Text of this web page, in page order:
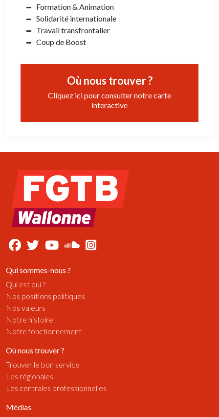
Formation & Animation
Solidarité internationale
Travail transfrontalier
Coup de Boost
Où nous trouver ?
Cliquez ici pour consulter notre carte
interactive
Qui sommes-nous ?
Qui est qui ?
Nos positions politiques
Nos valeurs
Notre histoire
Notre fonctionnement
Où nous trouver ?
Trouver le bon service
Les régionales
Les centrales professionnelles
Médias